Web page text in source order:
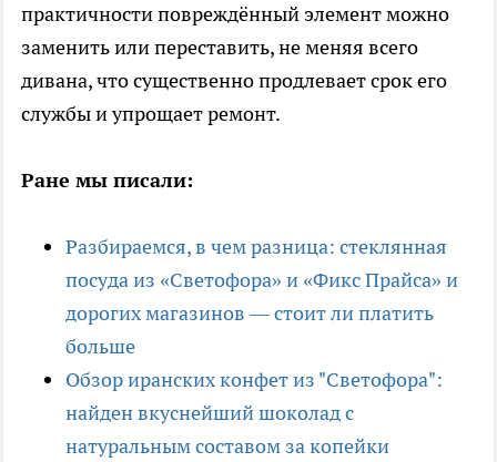
практичности повреждённый элемент можно
заменить или переставить, не меняя всего
дивана, что существенно продлевает срок его
службы и упрощает ремонт.
Ране мы писали:
Разбираемся, в чем разница: стеклянная
посуда из «Светофора» и «Фикс Прайса» и
дорогих магазинов — стоит ли платить
больше
Обзор иранских конфет из "Светофора":
найден вкуснейший шоколад с
натуральным составом за копейки